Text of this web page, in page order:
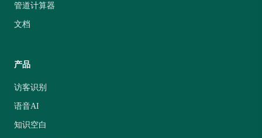
管道计算器
文档
产品
访客识别
语音AI
知识空白